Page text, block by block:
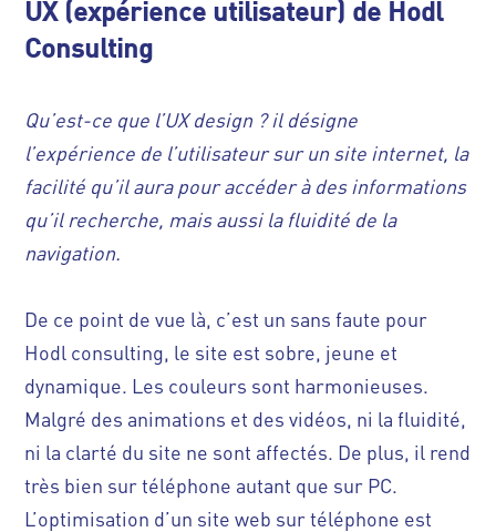
UX (expérience utilisateur) de Hodl
Consulting
Qu’est-ce que l’UX design ? il désigne
l’expérience de l’utilisateur sur un site internet, la
facilité qu’il aura pour accéder à des informations
qu’il recherche, mais aussi la fluidité de la
navigation.
De ce point de vue là, c’est un sans faute pour
Hodl consulting, le site est sobre, jeune et
dynamique. Les couleurs sont harmonieuses.
Malgré des animations et des vidéos, ni la fluidité,
ni la clarté du site ne sont affectés. De plus, il rend
très bien sur téléphone autant que sur PC.
L’optimisation d’un site web sur téléphone est